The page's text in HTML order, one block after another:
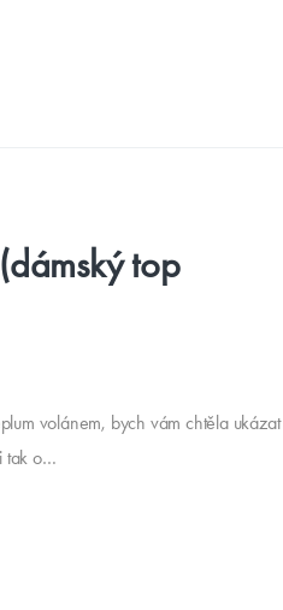
top
volánem, bych vám chtěla ukázat
tak o…